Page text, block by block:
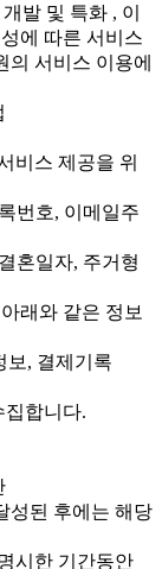
발 및 특화 , 이
에 따른 서비스
의 서비스 이용에
비스 제공을 위
번호, 이메일주
혼일자, 주거형
래와 같은 정보
보, 결제기록
집합니다.
성된 후에는 해당
시한 기간동안